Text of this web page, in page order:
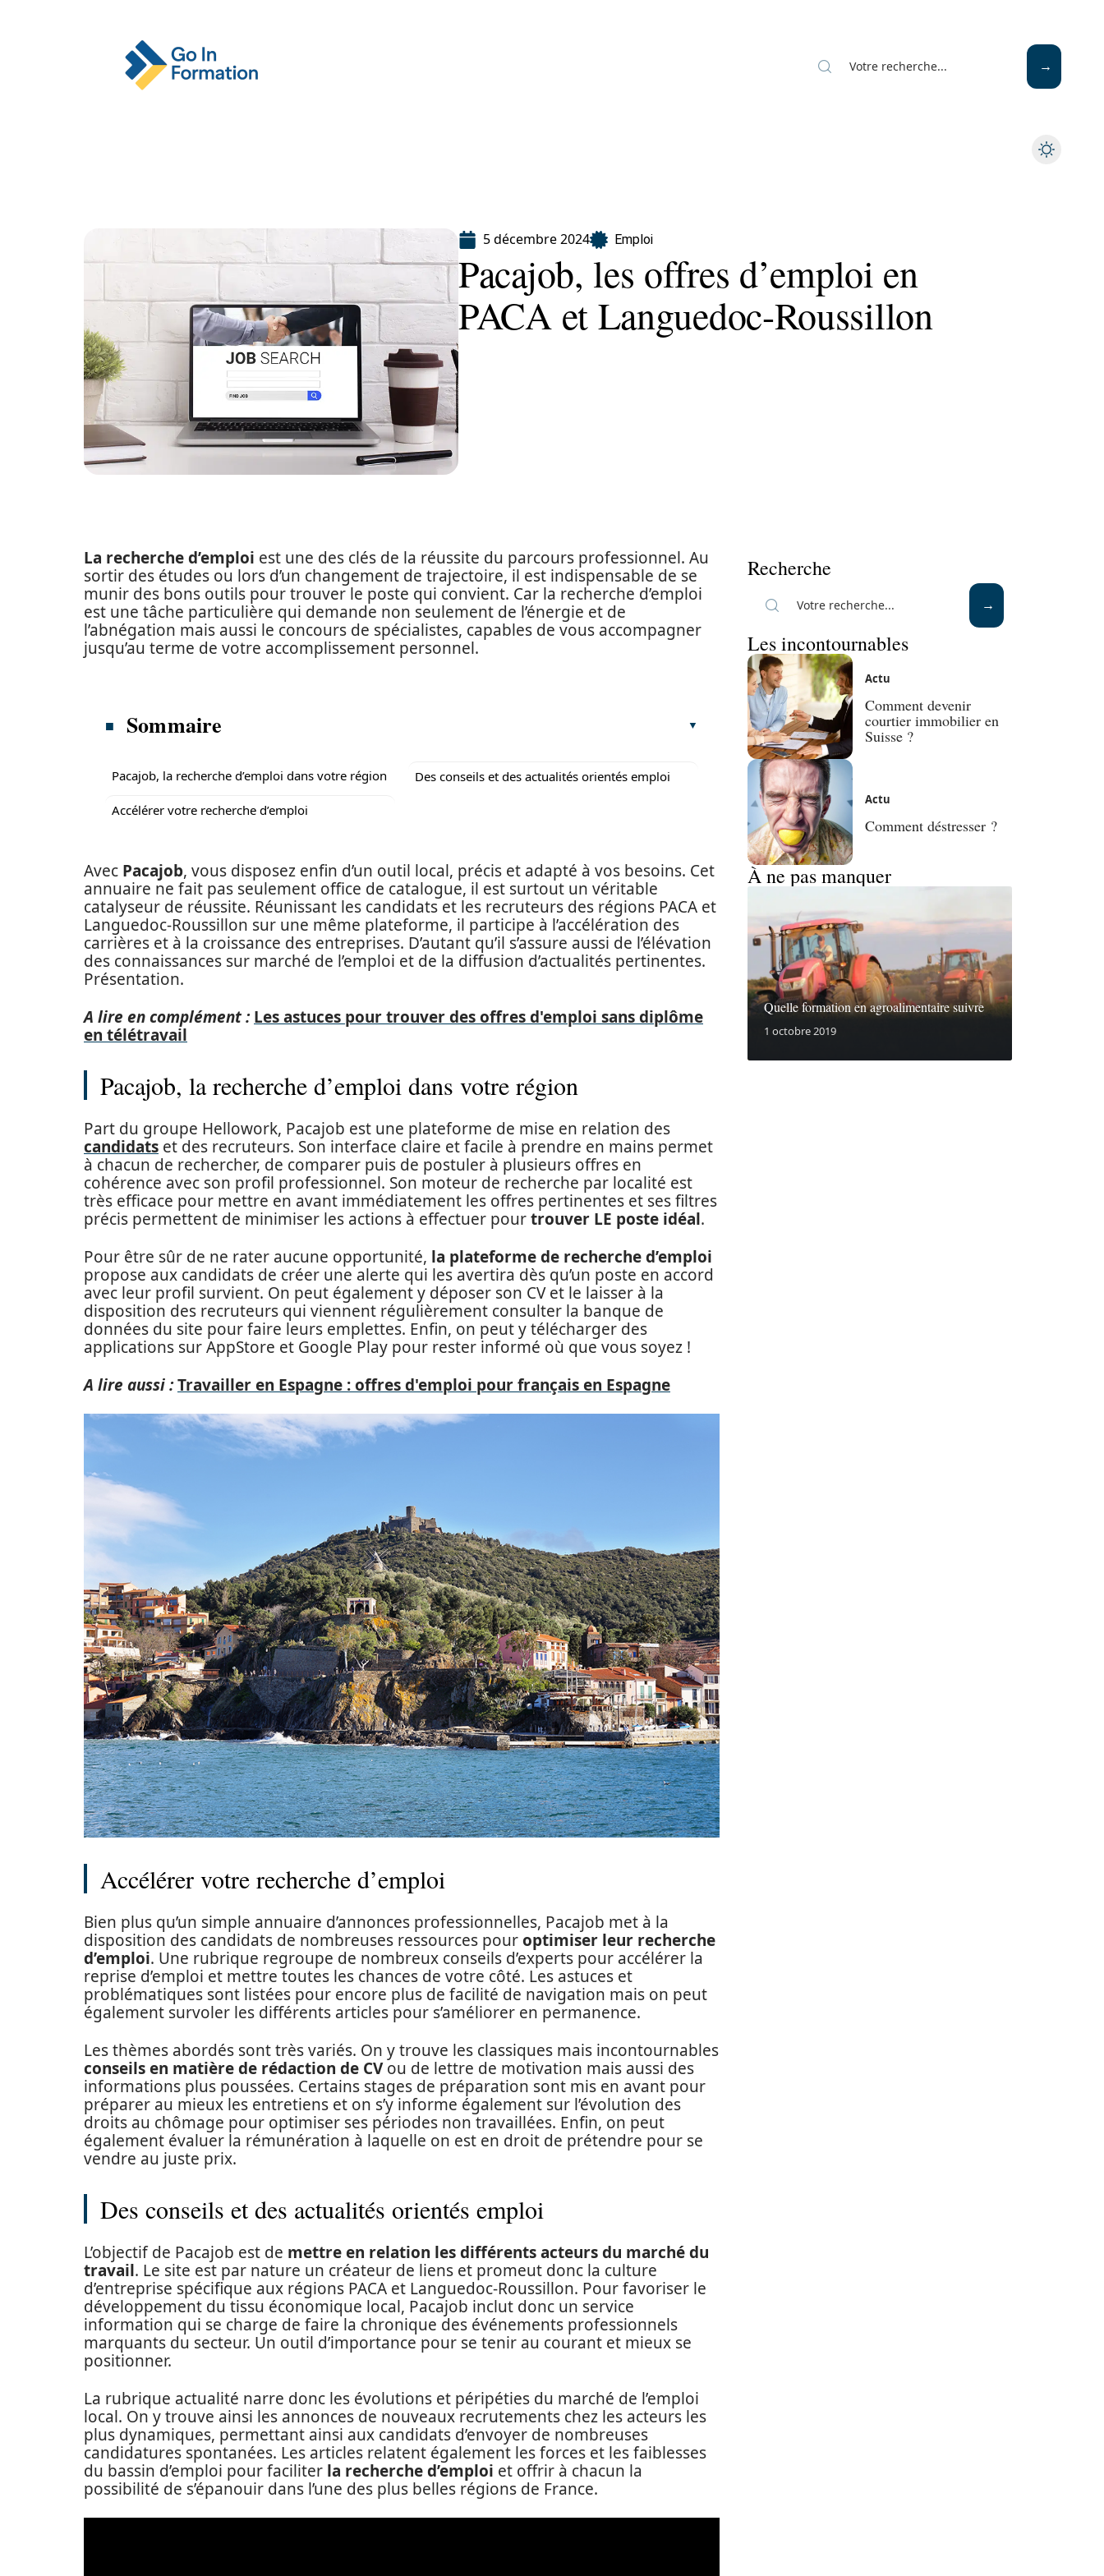
5 décembre 2024 Emploi
Pacajob, les offres d’emploi en
PACA et Languedoc-Roussillon
La recherche d’emploi est une des clés de la réussite du parcours professionnel. Au
sortir des études ou lors d’un changement de trajectoire, il est indispensable de se
munir des bons outils pour trouver le poste qui convient. Car la recherche d’emploi
est une tâche particulière qui demande non seulement de l’énergie et de
l’abnégation mais aussi le concours de spécialistes, capables de vous accompagner
jusqu’au terme de votre accomplissement personnel.
Sommaire
Pacajob, la recherche d’emploi dans votre région
Accélérer votre recherche d’emploi
Des conseils et des actualités orientés emploi
Avec Pacajob, vous disposez enfin d’un outil local, précis et adapté à vos besoins. Cet
annuaire ne fait pas seulement office de catalogue, il est surtout un véritable
catalyseur de réussite. Réunissant les candidats et les recruteurs des régions PACA et
Languedoc-Roussillon sur une même plateforme, il participe à l’accélération des
carrières et à la croissance des entreprises. D’autant qu’il s’assure aussi de l’élévation
des connaissances sur marché de l’emploi et de la diffusion d’actualités pertinentes.
Présentation.
A lire en complément : Les astuces pour trouver des offres d'emploi sans diplôme
en télétravail
Pacajob, la recherche d’emploi dans votre région
Part du groupe Hellowork, Pacajob est une plateforme de mise en relation des
candidats et des recruteurs. Son interface claire et facile à prendre en mains permet
à chacun de rechercher, de comparer puis de postuler à plusieurs offres en
cohérence avec son profil professionnel. Son moteur de recherche par localité est
très efficace pour mettre en avant immédiatement les offres pertinentes et ses filtres
précis permettent de minimiser les actions à effectuer pourtrouver LE poste idéal.
Pour être sûr de ne rater aucune opportunité, la plateforme de recherche d’emploi
propose aux candidats de créer une alerte qui les avertira dès qu’un poste en accord
avec leur profil survient. On peut également y déposer son CV et le laisser à la
disposition des recruteurs qui viennent régulièrement consulter la banque de
données du site pour faire leurs emplettes. Enfin, on peut y télécharger des
applications sur AppStore et Google Play pour rester informé où que vous soyez !
A lire aussi :Travailler en Espagne : offres d'emploi pour français en Espagne
Accélérer votre recherche d’emploi
Bien plus qu’un simple annuaire d’annonces professionnelles, Pacajob met à la
disposition des candidats de nombreuses ressources pouroptimiser leur recherche
d’emploi. Une rubrique regroupe de nombreux conseils d’experts pour accélérer la
reprise d’emploi et mettre toutes les chances de votre côté. Les astuces et
problématiques sont listées pour encore plus de facilité de navigation mais on peut
également survoler les différents articles pour s’améliorer en permanence.
Les thèmes abordés sont très variés. On y trouve les classiques mais incontournables
conseils en matière de rédaction de CVou de lettre de motivation mais aussi des
informations plus poussées. Certains stages de préparation sont mis en avant pour
préparer au mieux les entretiens et on s’y informe également sur l’évolution des
droits au chômage pour optimiser ses périodes non travaillées. Enfin, on peut
également évaluer la rémunération à laquelle on est en droit de prétendre pour se
vendre au juste prix.
Des conseils et des actualités orientés emploi
L’objectif de Pacajob est de mettre en relation les différents acteurs du marché du
travail. Le site est par nature un créateur de liens et promeut donc la culture
d’entreprise spécifique aux régions PACA et Languedoc-Roussillon. Pour favoriser le
développement du tissu économique local, Pacajob inclut donc un service
information qui se charge de faire la chronique des événements professionnels
marquants du secteur. Un outil d’importance pour se tenir au courant et mieux se
positionner.
La rubrique actualité narre donc les évolutions et péripéties du marché de l’emploi
local. On y trouve ainsi les annonces de nouveaux recrutements chez les acteurs les
plus dynamiques, permettant ainsi aux candidats d’envoyer de nombreuses
candidatures spontanées. Les articles relatent également les forces et les faiblesses
du bassin d’emploi pour faciliter la recherche d’emploi et offrir à chacun la
possibilité de s’épanouir dans l’une des plus belles régions de France.
Recherche
Les incontournables
Actu
Comment devenir
courtier immobilier en
Suisse ?
Actu
Comment déstresser ?
À ne pas manquer
Quelle formation en agroalimentaire suivre
1 octobre 2019